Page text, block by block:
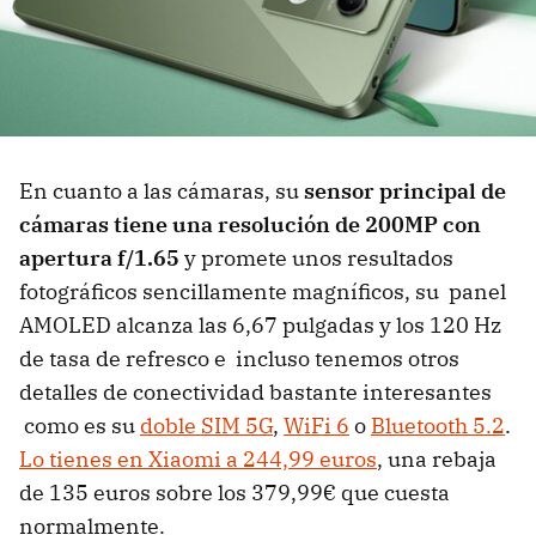
En cuanto a las cámaras, susensor principal de
cámaras tiene una resolución de 200MP con
apertura f/1.65 y promete unos resultados
fotográficos sencillamente magníficos, su panel
AMOLED alcanza las 6,67 pulgadas y los 120 Hz
de tasa de refresco e incluso tenemos otros
detalles de conectividad bastante interesantes
como es su doble SIM 5G, WiFi 6 o Bluetooth 5.2.
Lo tienes en Xiaomi a 244,99 euros, una rebaja
de 135 euros sobre los 379,99€ que cuesta
normalmente.